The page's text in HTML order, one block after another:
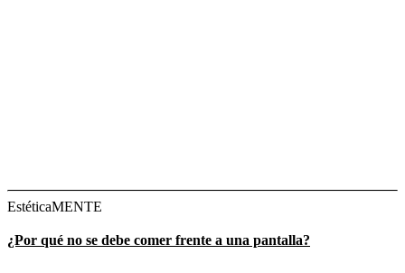
EstéticaMENTE
¿Por qué no se debe comer frente a una pantalla?